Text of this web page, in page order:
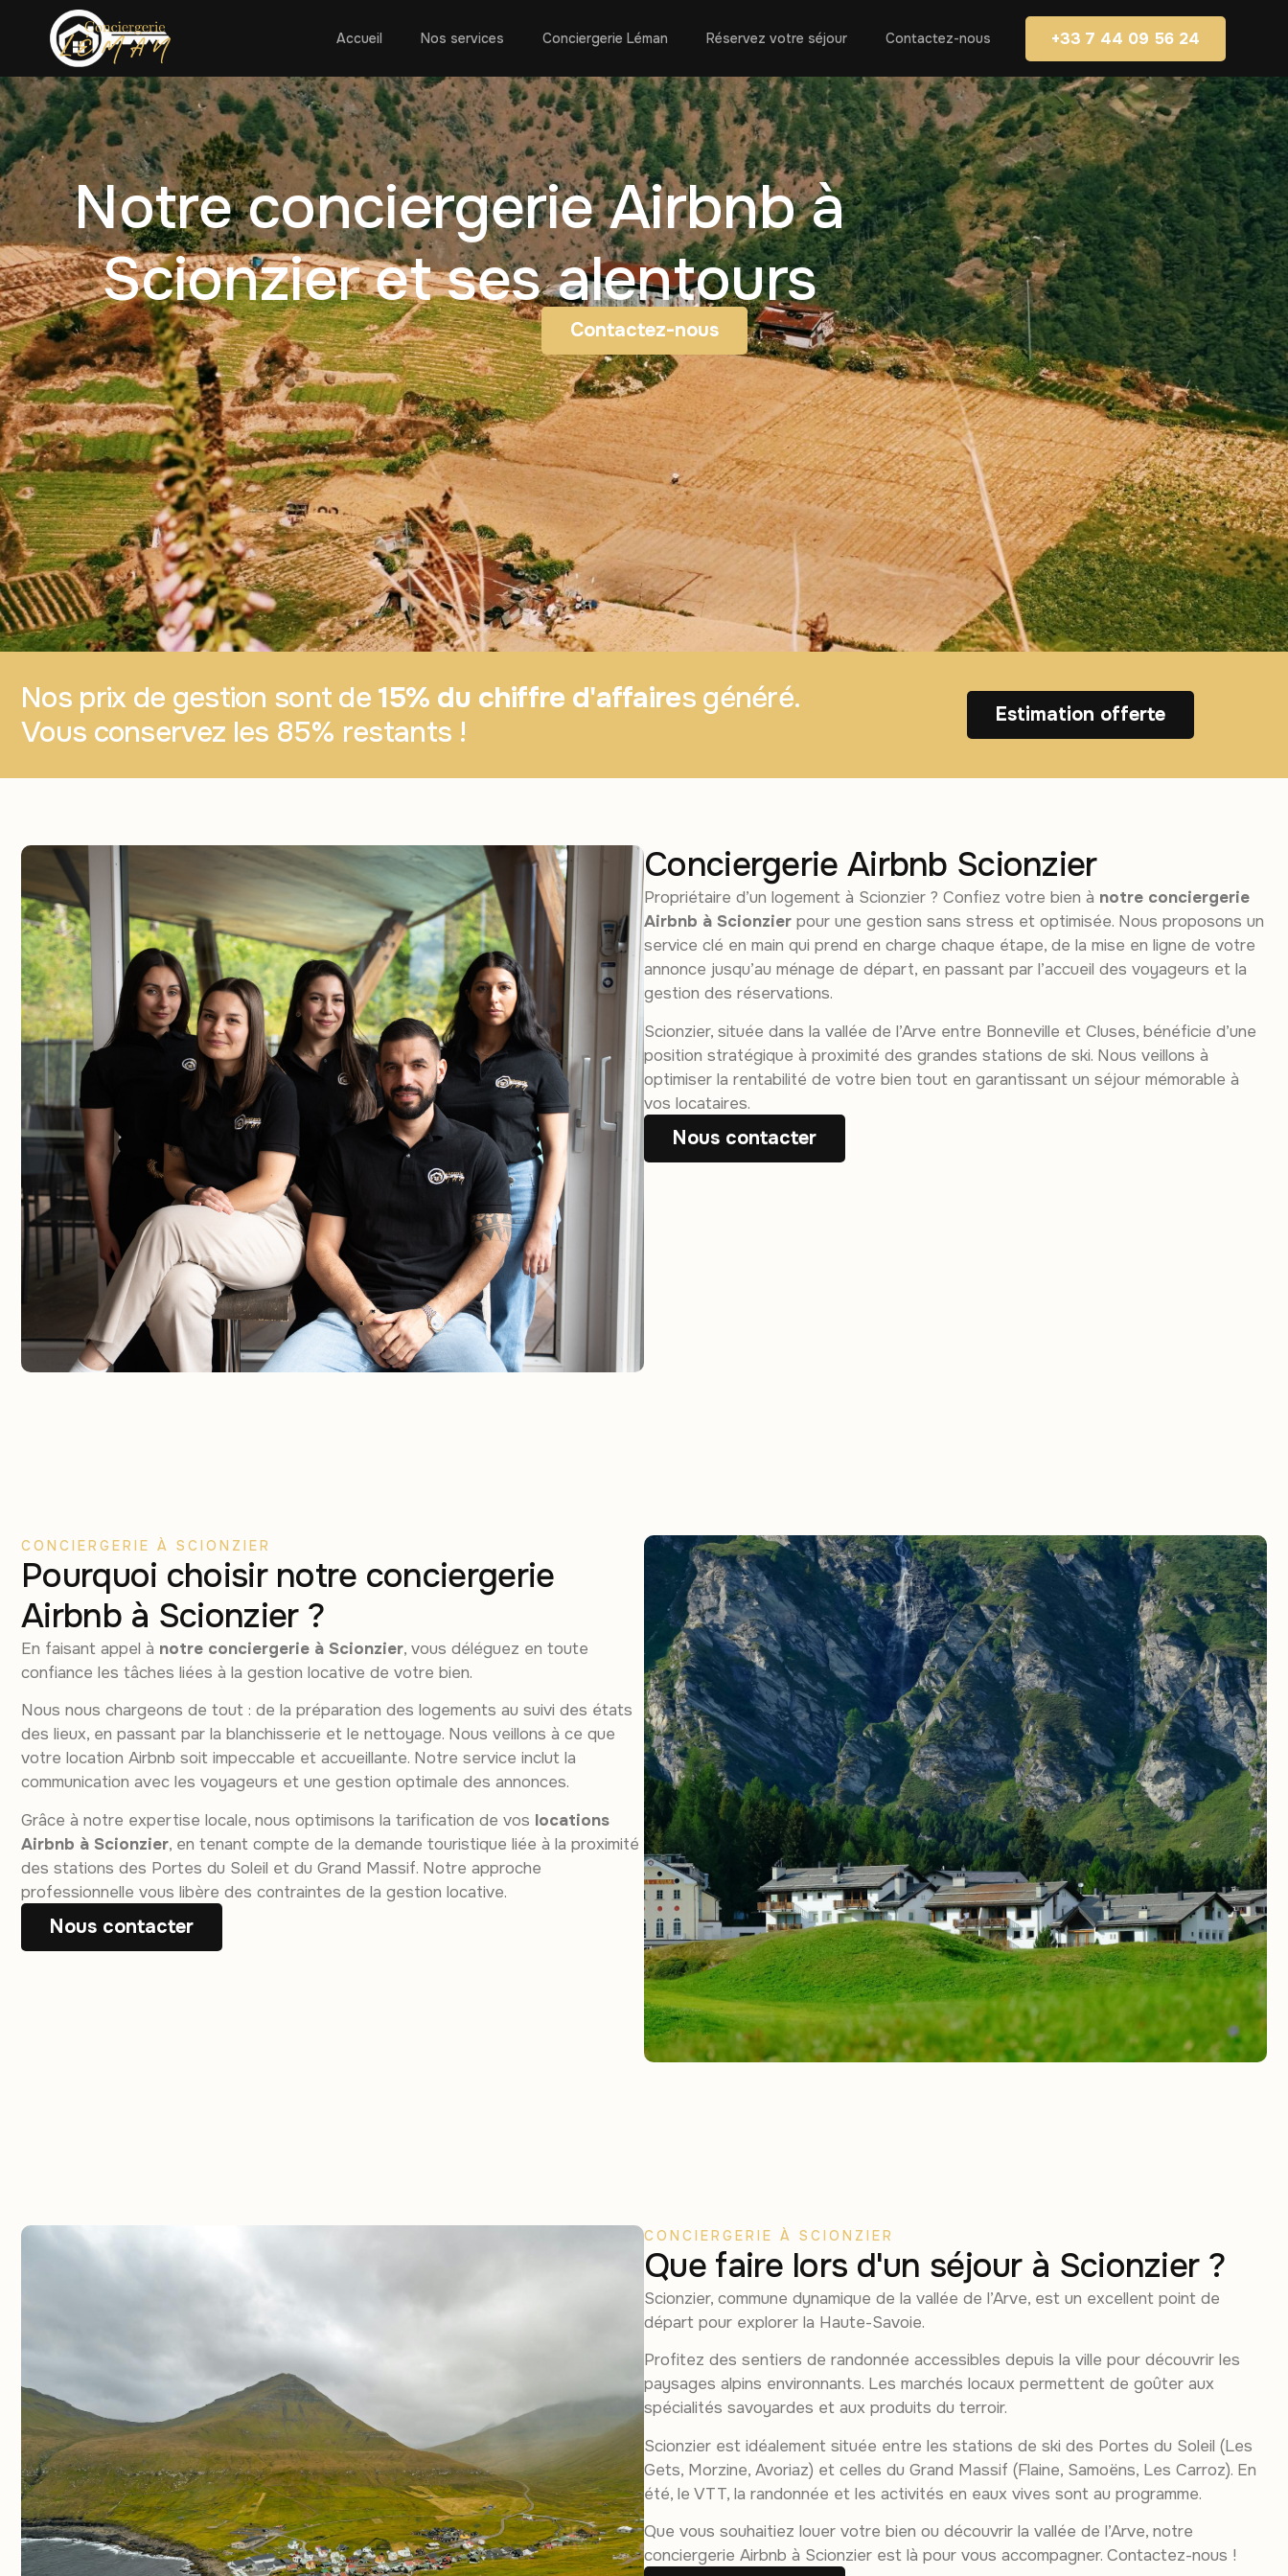
Accueil Nos services Conciergerie Léman Réservez votre séjour Contactez-nous +33 7 44 09 56 24
Notre conciergerie Airbnb à
Scionzier et ses alentours
Contactez-nous
Nos prix de gestion sont de 15% du chiffre d'affaires généré.
Vous conservez les 85% restants !
Estimation offerte
Conciergerie Airbnb Scionzier
Propriétaire d’un logement à Scionzier ? Confiez votre bien à notre conciergerie
Airbnb à Scionzier pour une gestion sans stress et optimisée. Nous proposons un
service clé en main qui prend en charge chaque étape, de la mise en ligne de votre
annonce jusqu’au ménage de départ, en passant par l’accueil des voyageurs et la
gestion des réservations.
Scionzier, située dans la vallée de l’Arve entre Bonneville et Cluses, bénéficie d’une
position stratégique à proximité des grandes stations de ski. Nous veillons à
optimiser la rentabilité de votre bien tout en garantissant un séjour mémorable à
vos locataires.
Nous contacter
CONCIERGERIE À SCIONZIER
Pourquoi choisir notre conciergerie
Airbnb à Scionzier ?
En faisant appel à notre conciergerie à Scionzier, vous déléguez en toute
confiance les tâches liées à la gestion locative de votre bien.
Nous nous chargeons de tout : de la préparation des logements au suivi des états
des lieux, en passant par la blanchisserie et le nettoyage. Nous veillons à ce que
votre location Airbnb soit impeccable et accueillante. Notre service inclut la
communication avec les voyageurs et une gestion optimale des annonces.
Grâce à notre expertise locale, nous optimisons la tarification de vos locations
Airbnb à Scionzier, en tenant compte de la demande touristique liée à la proximité
des stations des Portes du Soleil et du Grand Massif. Notre approche
professionnelle vous libère des contraintes de la gestion locative.
Nous contacter
CONCIERGERIE À SCIONZIER
Que faire lors d'un séjour à Scionzier ?
Scionzier, commune dynamique de la vallée de l’Arve, est un excellent point de
départ pour explorer la Haute-Savoie.
Profitez des sentiers de randonnée accessibles depuis la ville pour découvrir les
paysages alpins environnants. Les marchés locaux permettent de goûter aux
spécialités savoyardes et aux produits du terroir.
Scionzier est idéalement située entre les stations de ski des Portes du Soleil (Les
Gets, Morzine, Avoriaz) et celles du Grand Massif (Flaine, Samoëns, Les Carroz). En
été, le VTT, la randonnée et les activités en eaux vives sont au programme.
Que vous souhaitiez louer votre bien ou découvrir la vallée de l’Arve, notre
conciergerie Airbnb à Scionzier est là pour vous accompagner. Contactez-nous !